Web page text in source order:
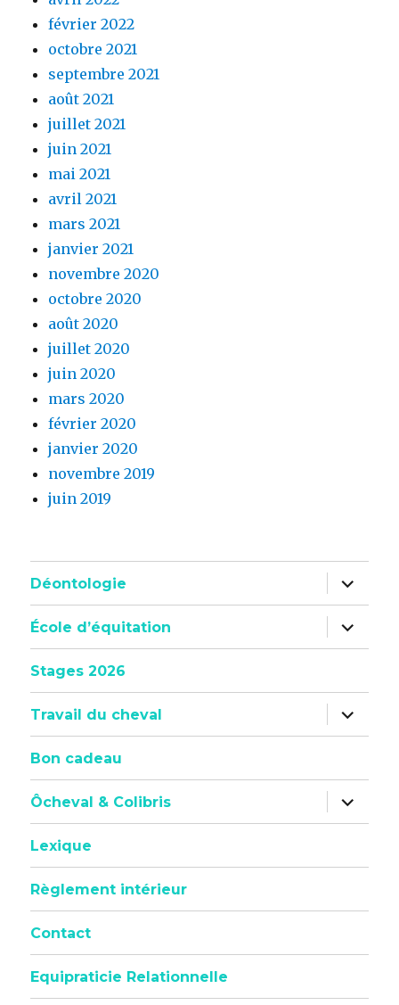
février 2022
octobre 2021
septembre 2021
août 2021
juillet 2021
juin 2021
mai 2021
avril 2021
mars 2021
janvier 2021
novembre 2020
octobre 2020
août 2020
juillet 2020
juin 2020
mars 2020
février 2020
janvier 2020
novembre 2019
juin 2019
Déontologie
ouvrir
le
sous-
menu
École d’équitation
ouvrir
le
sous-
Stages 2026
Travail du cheval
ouvrir
le
sous-
Bon cadeau
Ôcheval & Colibris
ouvrir
le
sous-
Lexique
Règlement intérieur
Contact
Equipraticie Relationnelle